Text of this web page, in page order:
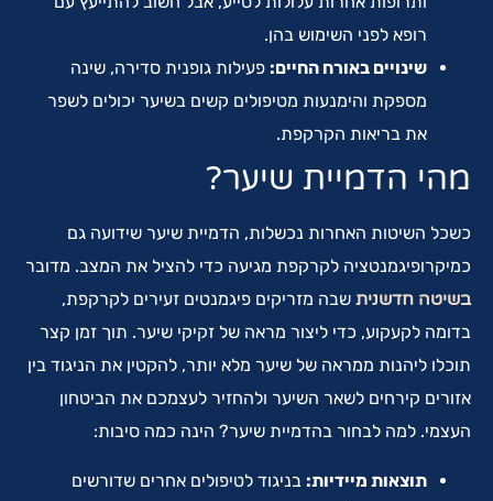
רופא לפני השימוש בהן.
שינויים באורח החיים: פעילות גופנית סדירה, שינה
מספקת והימנעות מטיפולים קשים בשיער יכולים לשפר
את בריאות הקרקפת.
מהי הדמיית שיער?
כשכל השיטות האחרות נכשלות, הדמיית שיער שידועה גם
כמיקרופיגמנטציה לקרקפת מגיעה כדי להציל את המצב. מדובר
בשיטה חדשנית שבה מזריקים פיגמנטים זעירים לקרקפת,
בדומה לקעקוע, כדי ליצור מראה של זקיקי שיער. תוך זמן קצר
תוכלו ליהנות ממראה של שיער מלא יותר, להקטין את הניגוד בין
אזורים קירחים לשאר השיער ולהחזיר לעצמכם את הביטחון
העצמי. למה לבחור בהדמיית שיער? הינה כמה סיבות:
תוצאות מיידיות: בניגוד לטיפולים אחרים שדורשים